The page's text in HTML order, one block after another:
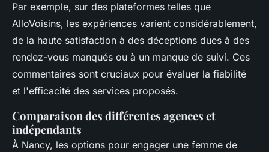
Par exemple, sur des plateformes telles que
AlloVoisins, les expériences varient considérablement,
de la haute satisfaction à des déceptions dues à des
rendez-vous manqués ou à un manque de suivi. Ces
commentaires sont cruciaux pour évaluer la fiabilité
et l'efficacité des services proposés.
Comparaison des différentes agences et
indépendants
À Nancy, les options pour engager une femme de